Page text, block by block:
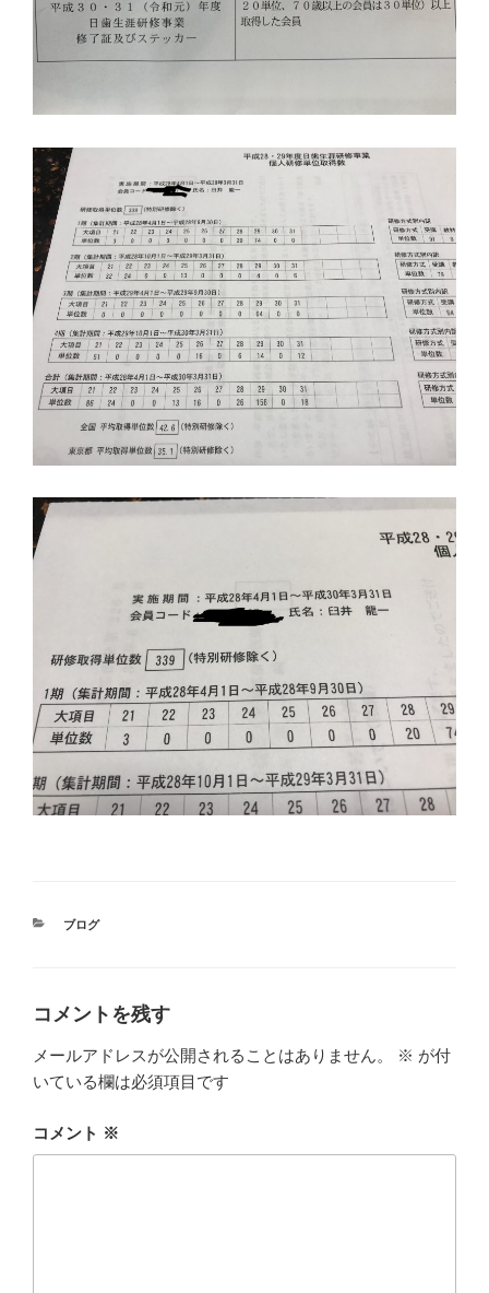
カ
ブログ
コメントを残す
メールアドレスが公開されることはありません。 ※ が付
いている欄は必須項目です
コメント ※